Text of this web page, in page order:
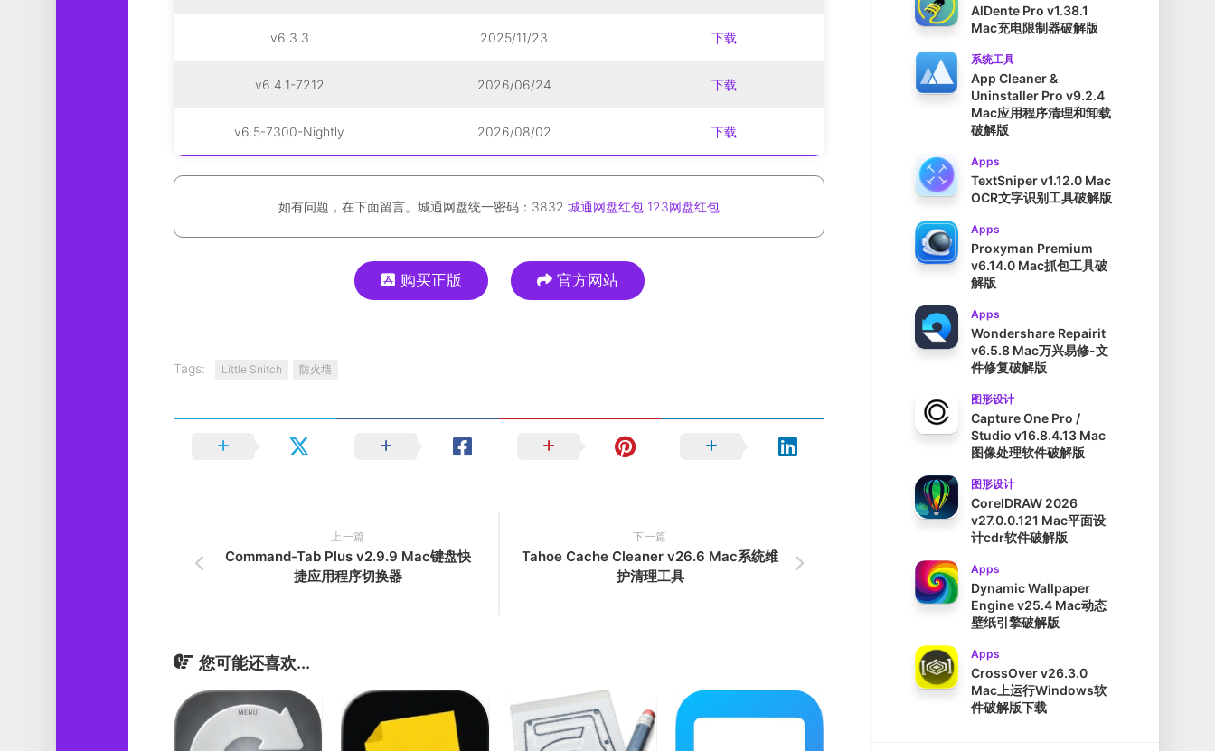
v6.3.3 2025/11/23 下载
v6.4.1-7212 2026/06/24 下载
v6.5-7300-Nightly 2026/08/02 下载
如有问题，在下面留言。城通网盘统一密码：3832 城通网盘红包 123网盘红包
购买正版 官方网站
Tags: Little Snitch 防火墙
下一篇
Tahoe Cache Cleaner v26.6 Mac系统维
护清理工具
上一篇
Command-Tab Plus v2.9.9 Mac键盘快
捷应用程序切换器
您可能还喜欢...
AlDente Pro v1.38.1
Mac充电限制器破解版
系统工具
App Cleaner &
Uninstaller Pro v9.2.4
Mac应用程序清理和卸载
破解版
Apps
TextSniper v1.12.0 Mac
OCR文字识别工具破解版
Apps
Proxyman Premium
v6.14.0 Mac抓包工具破
解版
Apps
Wondershare Repairit
v6.5.8 Mac万兴易修-文
件修复破解版
图形设计
Capture One Pro /
Studio v16.8.4.13 Mac
图像处理软件破解版
图形设计
CorelDRAW 2026
v27.0.0.121 Mac平面设
计cdr软件破解版
Apps
Dynamic Wallpaper
Engine v25.4 Mac动态
壁纸引擎破解版
Apps
CrossOver v26.3.0
Mac上运行Windows软
件破解版下载